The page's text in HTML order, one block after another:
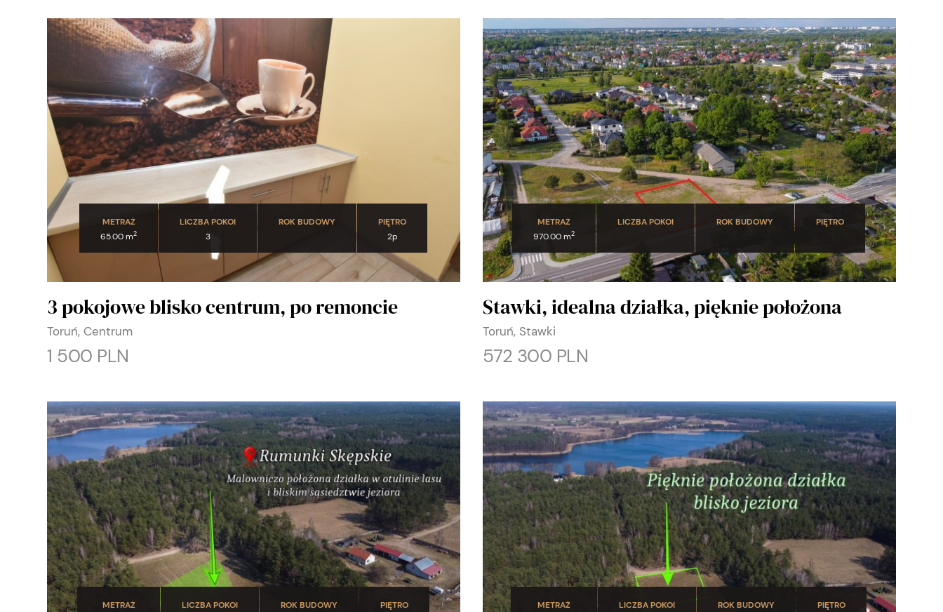
METRAŻ
65.00 m2
LICZBA POKOI
3
ROK BUDOWY
PIĘTRO
2p
3 pokojowe blisko centrum, po remoncie
Toruń, Centrum
1 500 PLN
METRAŻ
970.00 m2
LICZBA POKOI ROK BUDOWY PIĘTRO
Stawki, idealna działka, pięknie położona
Toruń, Stawki
572 300 PLN
METRAŻ
LICZBA POKOI ROK BUDOWY PIĘTRO
METRAŻ
LICZBA POKOI ROK BUDOWY PIĘTRO